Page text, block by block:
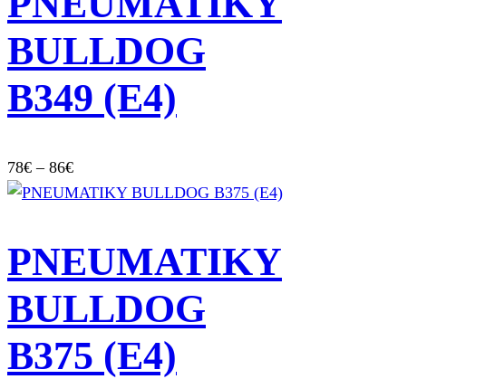
113€
BULLDOG
B349 (E4)
78€ – 86€Price
range:
86€
PNEUMATIKY
BULLDOG
B375 (E4)